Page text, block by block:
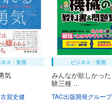
ネス・実用
気
古賀史健
ビジネス・実用
みんなが欲しかっ
験三種 ...
TAC出版開発グループ